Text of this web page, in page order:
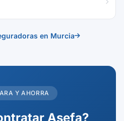
en Murcia
Y AHORRA
Asefa?